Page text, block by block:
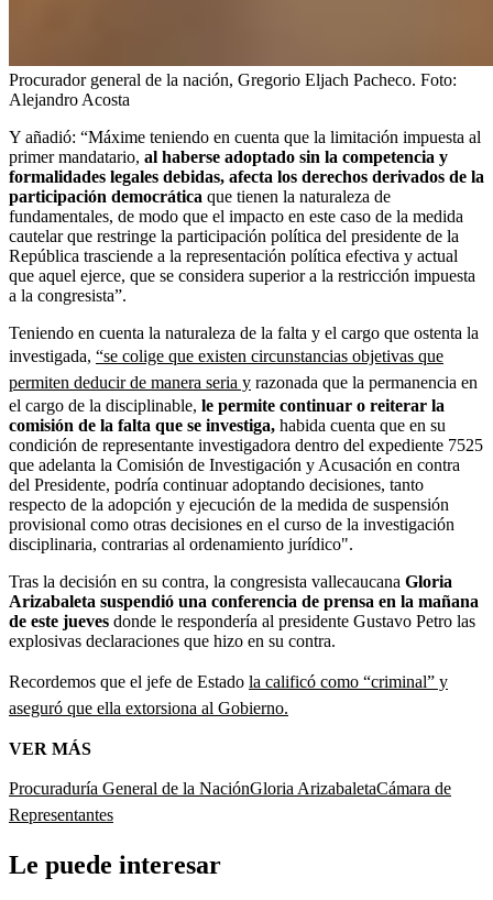
Procurador general de la nación, Gregorio Eljach Pacheco. Foto:
Alejandro Acosta
Y añadió: “Máxime teniendo en cuenta que la limitación impuesta al
primer mandatario, al haberse adoptado sin la competencia y
formalidades legales debidas, afecta los derechos derivados de la
participación democrática que tienen la naturaleza de
fundamentales, de modo que el impacto en este caso de la medida
cautelar que restringe la participación política del presidente de la
República trasciende a la representación política efectiva y actual
que aquel ejerce, que se considera superior a la restricción impuesta
a la congresista”.
Teniendo en cuenta la naturaleza de la falta y el cargo que ostenta la
investigada, “se colige que existen circunstancias objetivas que
permiten deducir de manera seria y razonada que la permanencia en
el cargo de la disciplinable, le permite continuar o reiterar la
comisión de la falta que se investiga, habida cuenta que en su
condición de representante investigadora dentro del expediente 7525
que adelanta la Comisión de Investigación y Acusación en contra
del Presidente, podría continuar adoptando decisiones, tanto
respecto de la adopción y ejecución de la medida de suspensión
provisional como otras decisiones en el curso de la investigación
disciplinaria, contrarias al ordenamiento jurídico".
Tras la decisión en su contra, la congresista vallecaucana Gloria
Arizabaleta suspendió una conferencia de prensa en la mañana
de este jueves donde le respondería al presidente Gustavo Petro las
explosivas declaraciones que hizo en su contra.
Recordemos que el jefe de Estado la calificó como “criminal” y
aseguró que ella extorsiona al Gobierno.
VER MÁS
Procuraduría General de la NaciónGloria ArizabaletaCámara de
Representantes
Le puede interesar